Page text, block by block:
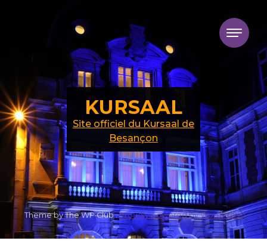
KURSAAL
Site officiel du Kursaal de
Besançon
Theme by The WP Club .Proudly powered by WordPress